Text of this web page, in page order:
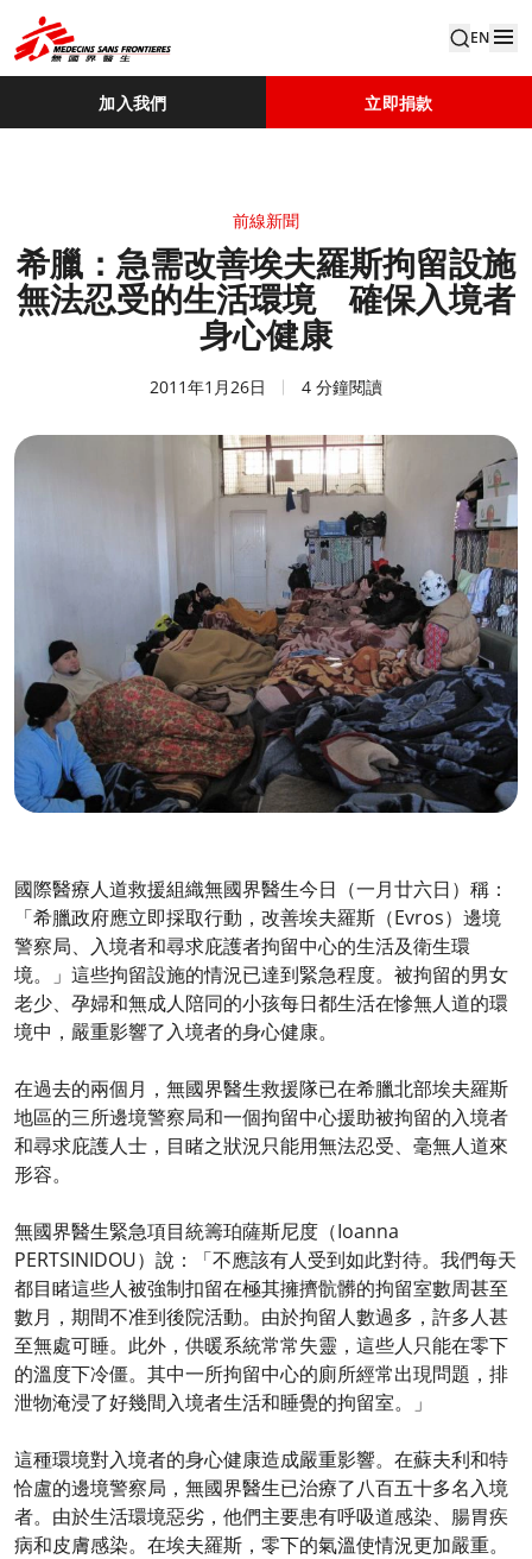
EN
加入我們 立即捐款
前線新聞
希臘：急需改善埃夫羅斯拘留設施
無法忍受的生活環境 確保入境者
身心健康
2011年1月26日 4 分鐘閱讀
國際醫療人道救援組織無國界醫生今日（一月廿六日）稱：
「希臘政府應立即採取行動，改善埃夫羅斯（Evros）邊境
警察局、入境者和尋求庇護者拘留中心的生活及衛生環
境。」這些拘留設施的情況已達到緊急程度。被拘留的男女
老少、孕婦和無成人陪同的小孩每日都生活在慘無人道的環
境中，嚴重影響了入境者的身心健康。
在過去的兩個月，無國界醫生救援隊已在希臘北部埃夫羅斯
地區的三所邊境警察局和一個拘留中心援助被拘留的入境者
和尋求庇護人士，目睹之狀況只能用無法忍受、毫無人道來
形容。
無國界醫生緊急項目統籌珀薩斯尼度（Ioanna
PERTSINIDOU）說：「不應該有人受到如此對待。我們每天
都目睹這些人被強制扣留在極其擁擠骯髒的拘留室數周甚至
數月，期間不准到後院活動。由於拘留人數過多，許多人甚
至無處可睡。此外，供暖系統常常失靈，這些人只能在零下
的溫度下冷僵。其中一所拘留中心的廁所經常出現問題，排
泄物淹浸了好幾間入境者生活和睡覺的拘留室。」
這種環境對入境者的身心健康造成嚴重影響。在蘇夫利和特
恰盧的邊境警察局，無國界醫生已治療了八百五十多名入境
者。由於生活環境惡劣，他們主要患有呼吸道感染、腸胃疾
病和皮膚感染。在埃夫羅斯，零下的氣溫使情況更加嚴重。